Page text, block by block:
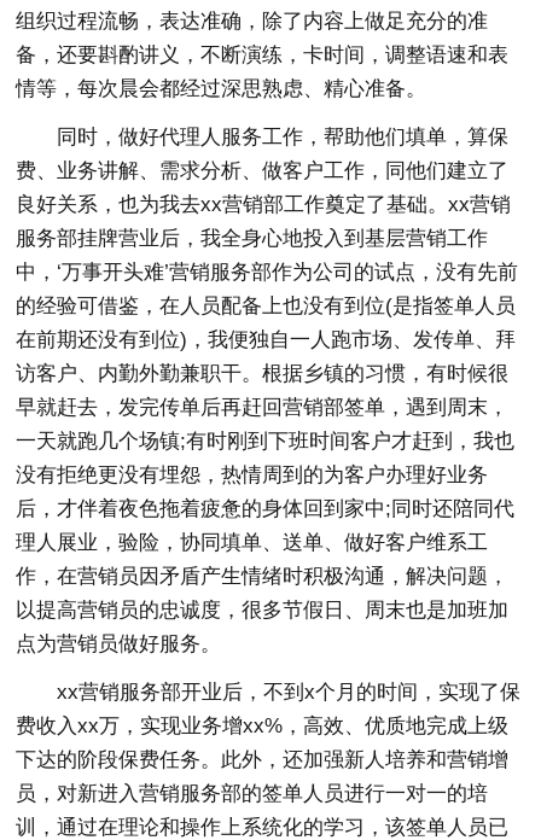
组织过程流畅，表达准确，除了内容上做足充分的准
备，还要斟酌讲义，不断演练，卡时间，调整语速和表
情等，每次晨会都经过深思熟虑、精心准备。
同时，做好代理人服务工作，帮助他们填单，算保
费、业务讲解、需求分析、做客户工作，同他们建立了
良好关系，也为我去xx营销部工作奠定了基础。xx营销
服务部挂牌营业后，我全身心地投入到基层营销工作
中，‘万事开头难’营销服务部作为公司的试点，没有先前
的经验可借鉴，在人员配备上也没有到位(是指签单人员
在前期还没有到位)，我便独自一人跑市场、发传单、拜
访客户、内勤外勤兼职干。根据乡镇的习惯，有时候很
早就赶去，发完传单后再赶回营销部签单，遇到周末，
一天就跑几个场镇;有时刚到下班时间客户才赶到，我也
没有拒绝更没有埋怨，热情周到的为客户办理好业务
后，才伴着夜色拖着疲惫的身体回到家中;同时还陪同代
理人展业，验险，协同填单、送单、做好客户维系工
作，在营销员因矛盾产生情绪时积极沟通，解决问题，
以提高营销员的忠诚度，很多节假日、周末也是加班加
点为营销员做好服务。
xx营销服务部开业后，不到x个月的时间，实现了保
费收入xx万，实现业务增xx%，高效、优质地完成上级
下达的阶段保费任务。此外，还加强新人培养和营销增
员，对新进入营销服务部的签单人员进行一对一的培
训，通过在理论和操作上系统化的学习，该签单人员已